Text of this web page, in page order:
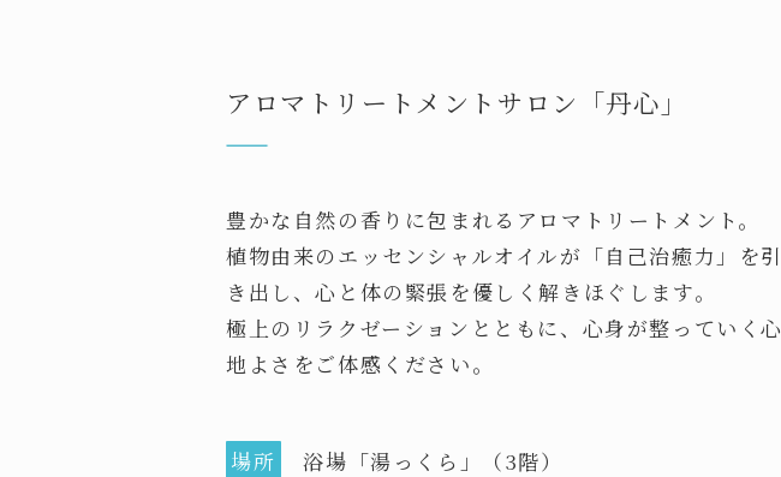
アロマトリートメントサロン「丹心」
豊かな自然の香りに包まれるアロマトリートメント。
植物由来のエッセンシャルオイルが「自己治癒力」を引
き出し、心と体の緊張を優しく解きほぐします。
極上のリラクゼーションとともに、心身が整っていく心
地よさをご体感ください。
場所
浴場「湯っくら」（3階）